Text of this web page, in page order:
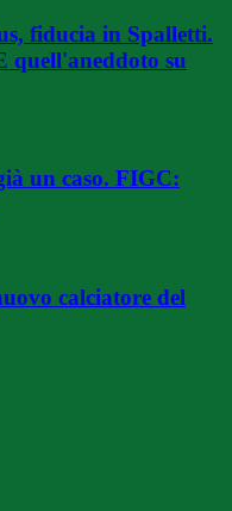
fiducia in Spalletti.
quell'aneddoto su
un caso. FIGC:
calciatore del